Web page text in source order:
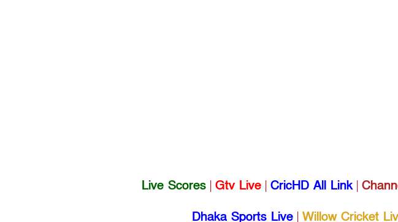
Live Scores | Gtv Live | CricHD All Link|
Dhaka Sports Live | Willow Cricket